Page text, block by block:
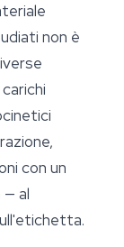
non è
con un
al